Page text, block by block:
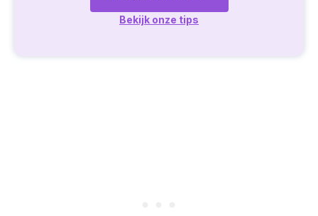
Bekijk onze tips